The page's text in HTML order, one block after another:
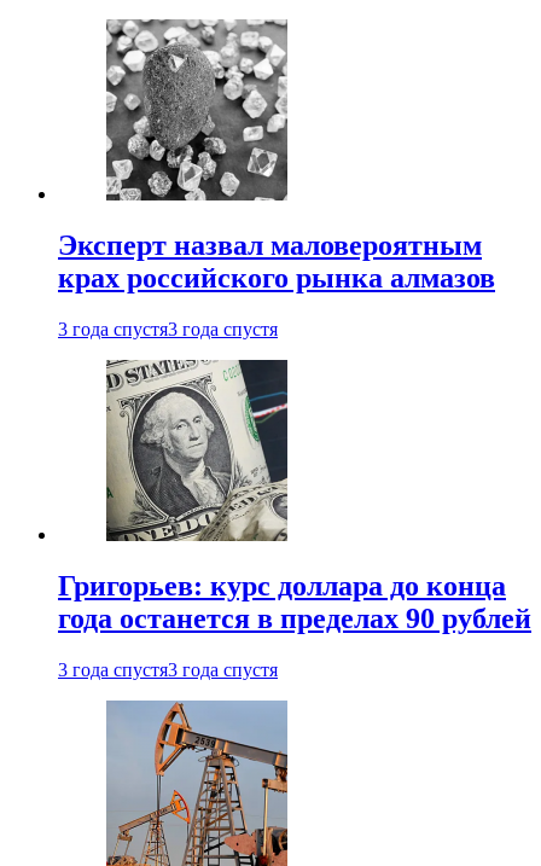
Эксперт назвал маловероятным
крах российского рынка алмазов
3 года спустя3 года спустя
Григорьев: курс доллара до конца
года останется в пределах 90 рублей
3 года спустя3 года спустя